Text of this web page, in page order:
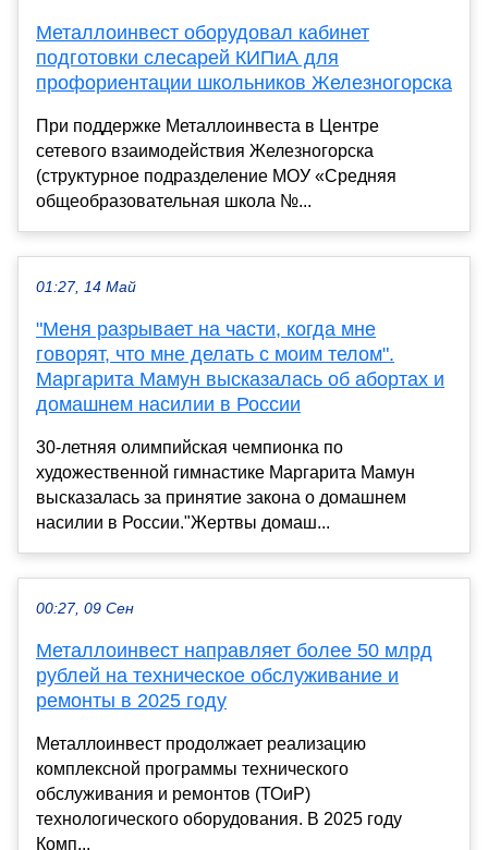
Металлоинвест оборудовал кабинет
подготовки слесарей КИПиА для
профориентации школьников Железногорска
При поддержке Металлоинвеста в Центре
сетевого взаимодействия Железногорска
(структурное подразделение МОУ «Средняя
общеобразовательная школа №...
01:27, 14 Май
"Меня разрывает на части, когда мне
говорят, что мне делать с моим телом".
Маргарита Мамун высказалась об абортах и
домашнем насилии в России
30-летняя олимпийская чемпионка по
художественной гимнастике Маргарита Мамун
высказалась за принятие закона о домашнем
насилии в России."Жертвы домаш...
00:27, 09 Сен
Металлоинвест направляет более 50 млрд
рублей на техническое обслуживание и
ремонты в 2025 году
Металлоинвест продолжает реализацию
комплексной программы технического
обслуживания и ремонтов (ТОиР)
технологического оборудования. В 2025 году
Комп...